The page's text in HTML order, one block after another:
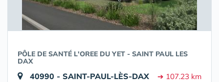
PÔLE DE SANTÉ L'OREE DU YET - SAINT PAUL LES
DAX
40990 - SAINT-PAUL-LÈS-DAX ➔ 107.23 km